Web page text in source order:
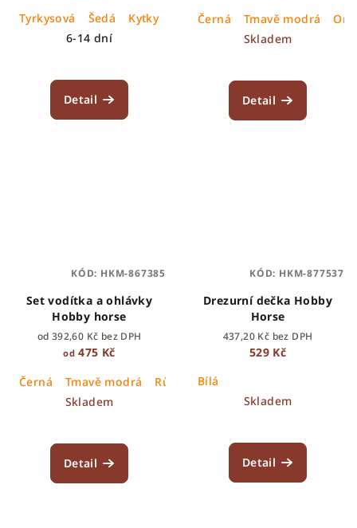
Tyrkysová
Šedá
Kytky
6-14 dní
Detail
Černá
Tmavě modrá
Skladem
Detail
Set vodítka a ohlávky
Hobby horse
od 392,60 Kč bez DPH
od 475 Kč
Černá
Tmavě modrá Růžová květiny
Skladem
Detail
KÓD: HKM-867385
Drezurní dečka Hobby
Horse
437,20 Kč bez DPH
529 Kč
Bílá
Skladem
Detail
KÓD: HKM-877537